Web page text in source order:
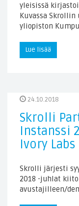
yleisissä
Kuvassa
yliopiston
Lue lisää
24.10.2018
Skrolli
Instanssi
Ivory Labs
Skrolli järjesti
2018 -juhlat
avustajilleen/